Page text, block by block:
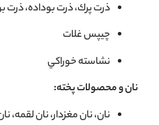
ذرت پرك، ذرت بوداده، ذرت
چيپس غلات
نشاسته خوراكي
نان و محصولات پخته:
نان، نان مغزدار، نان